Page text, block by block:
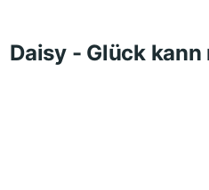
Daisy - Glück kann